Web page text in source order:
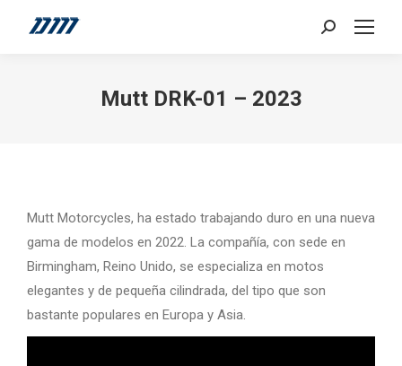
Search:
Mutt DRK-01 – 2023
Mutt Motorcycles, ha estado trabajando duro en una nueva
gama de modelos en 2022. La compañía, con sede en
Birmingham, Reino Unido, se especializa en motos
elegantes y de pequeña cilindrada, del tipo que son
bastante populares en Europa y Asia.